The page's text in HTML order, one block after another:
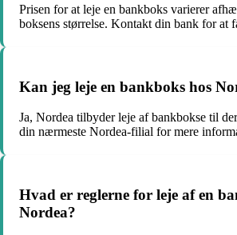
Prisen for at leje en bankboks varierer
boksens størrelse. Kontakt din bank for at
Kan jeg leje en bankboks hos
Ja, Nordea tilbyder leje af bankbokse til
din nærmeste Nordea-filial for mere
Hvad er reglerne for leje af en
Nordea?